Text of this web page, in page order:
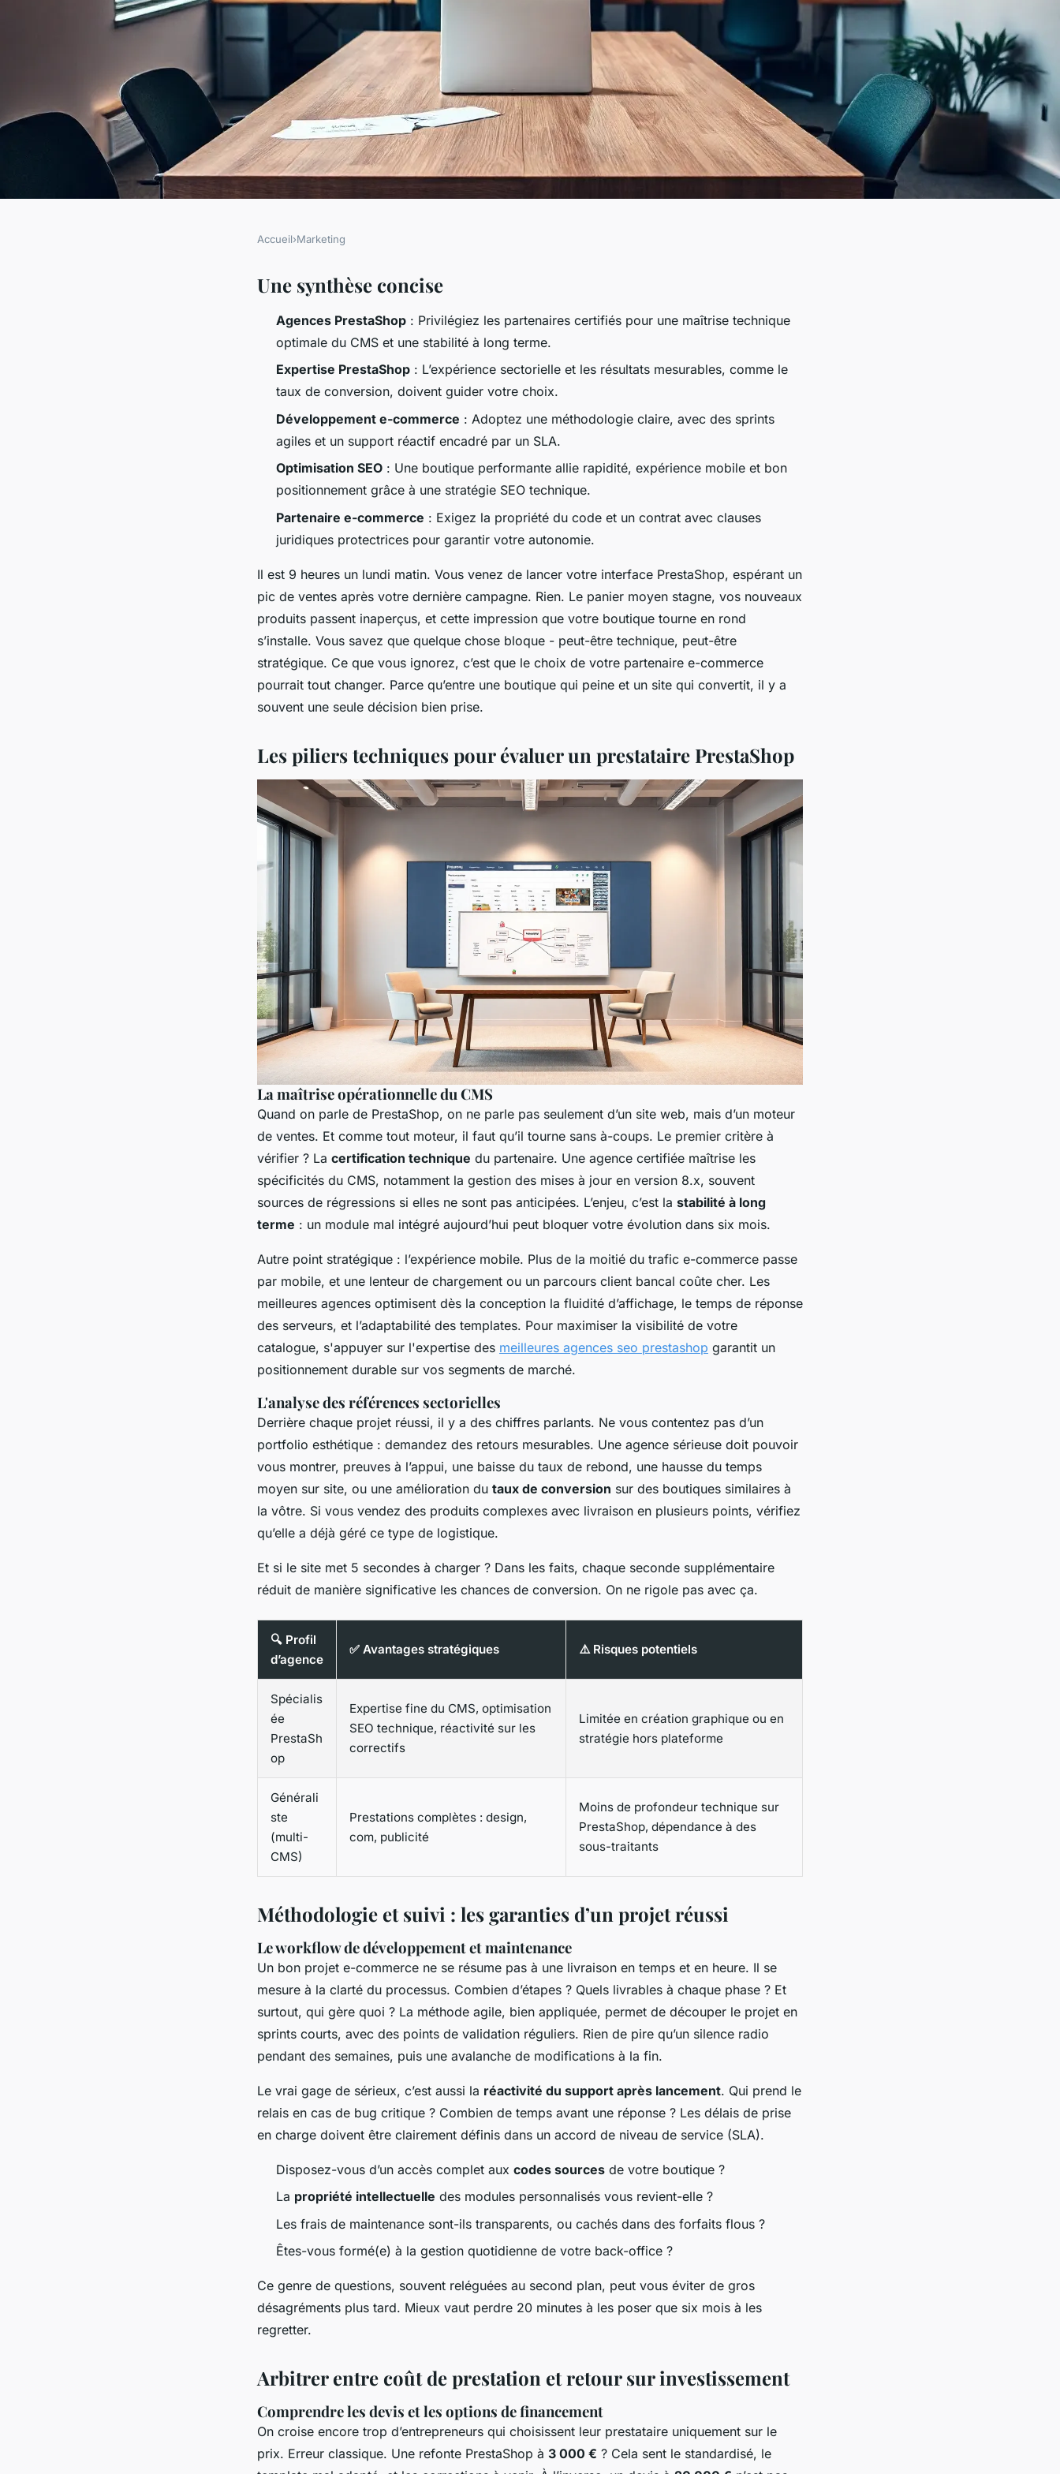
Top critères pour sélectionner une
agence Prestashop en 2026
Accueil›Marketing
Une synthèse concise
Agences PrestaShop : Privilégiez les partenaires certifiés pour une maîtrise technique
optimale du CMS et une stabilité à long terme.
Expertise PrestaShop : L’expérience sectorielle et les résultats mesurables, comme le
taux de conversion, doivent guider votre choix.
Développement e-commerce : Adoptez une méthodologie claire, avec des sprints
agiles et un support réactif encadré par un SLA.
Optimisation SEO : Une boutique performante allie rapidité, expérience mobile et bon
positionnement grâce à une stratégie SEO technique.
Partenaire e-commerce : Exigez la propriété du code et un contrat avec clauses
juridiques protectrices pour garantir votre autonomie.
Il est 9 heures un lundi matin. Vous venez de lancer votre interface PrestaShop, espérant un
pic de ventes après votre dernière campagne. Rien. Le panier moyen stagne, vos nouveaux
produits passent inaperçus, et cette impression que votre boutique tourne en rond
s’installe. Vous savez que quelque chose bloque - peut-être technique, peut-être
stratégique. Ce que vous ignorez, c’est que le choix de votre partenaire e-commerce
pourrait tout changer. Parce qu’entre une boutique qui peine et un site qui convertit, il y a
souvent une seule décision bien prise.
Les piliers techniques pour évaluer un prestataire PrestaShop
La maîtrise opérationnelle du CMS
Quand on parle de PrestaShop, on ne parle pas seulement d’un site web, mais d’un moteur
de ventes. Et comme tout moteur, il faut qu’il tourne sans à-coups. Le premier critère à
vérifier ? La certification technique du partenaire. Une agence certifiée maîtrise les
spécificités du CMS, notamment la gestion des mises à jour en version 8.x, souvent
sources de régressions si elles ne sont pas anticipées. L’enjeu, c’est la stabilité à long
terme : un module mal intégré aujourd’hui peut bloquer votre évolution dans six mois.
Autre point stratégique : l’expérience mobile. Plus de la moitié du trafic e-commerce passe
par mobile, et une lenteur de chargement ou un parcours client bancal coûte cher. Les
meilleures agences optimisent dès la conception la fluidité d’affichage, le temps de réponse
des serveurs, et l’adaptabilité des templates. Pour maximiser la visibilité de votre
catalogue, s'appuyer sur l'expertise des meilleures agences seo prestashop garantit un
positionnement durable sur vos segments de marché.
L'analyse des références sectorielles
Derrière chaque projet réussi, il y a des chiffres parlants. Ne vous contentez pas d’un
portfolio esthétique : demandez des retours mesurables. Une agence sérieuse doit pouvoir
vous montrer, preuves à l’appui, une baisse du taux de rebond, une hausse du temps
moyen sur site, ou une amélioration du taux de conversion sur des boutiques similaires à
la vôtre. Si vous vendez des produits complexes avec livraison en plusieurs points, vérifiez
qu’elle a déjà géré ce type de logistique.
Et si le site met 5 secondes à charger ? Dans les faits, chaque seconde supplémentaire
réduit de manière significative les chances de conversion. On ne rigole pas avec ça.
🔍 Profil
d’agence
✅ Avantages stratégiques ⚠️ Risques potentiels
Spécialis
ée
PrestaSh
op
Expertise fine du CMS, optimisation
SEO technique, réactivité sur les
correctifs
Limitée en création graphique ou en
stratégie hors plateforme
Générali
ste
(multi-
CMS)
Prestations complètes : design,
com, publicité
Moins de profondeur technique sur
PrestaShop, dépendance à des
sous-traitants
Méthodologie et suivi : les garanties d’un projet réussi
Le workflow de développement et maintenance
Un bon projet e-commerce ne se résume pas à une livraison en temps et en heure. Il se
mesure à la clarté du processus. Combien d’étapes ? Quels livrables à chaque phase ? Et
surtout, qui gère quoi ? La méthode agile, bien appliquée, permet de découper le projet en
sprints courts, avec des points de validation réguliers. Rien de pire qu’un silence radio
pendant des semaines, puis une avalanche de modifications à la fin.
Le vrai gage de sérieux, c’est aussi la réactivité du support après lancement. Qui prend le
relais en cas de bug critique ? Combien de temps avant une réponse ? Les délais de prise
en charge doivent être clairement définis dans un accord de niveau de service (SLA).
Disposez-vous d’un accès complet aux codes sources de votre boutique ?
La propriété intellectuelle des modules personnalisés vous revient-elle ?
Les frais de maintenance sont-ils transparents, ou cachés dans des forfaits flous ?
Êtes-vous formé(e) à la gestion quotidienne de votre back-office ?
Ce genre de questions, souvent reléguées au second plan, peut vous éviter de gros
désagréments plus tard. Mieux vaut perdre 20 minutes à les poser que six mois à les
regretter.
Arbitrer entre coût de prestation et retour sur investissement
Comprendre les devis et les options de financement
On croise encore trop d’entrepreneurs qui choisissent leur prestataire uniquement sur le
prix. Erreur classique. Une refonte PrestaShop à 3 000 € ? Cela sent le standardisé, le